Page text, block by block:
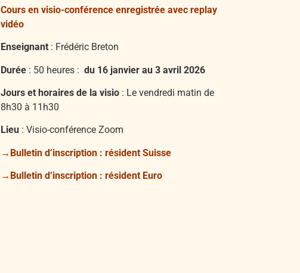
Cours en visio-conférence enregistrée avec replay
vidéo
Enseignant: Frédéric Breton
Durée: 50 heures : du 16 janvier au 3 avril 2026
Jours et horaires de la visio : Le vendredi matin de
8h30 à 11h30
Lieu: Visio-conférence Zoom
→ Bulletin d’inscription : résident Suisse
→ Bulletin d’inscription : résident Euro